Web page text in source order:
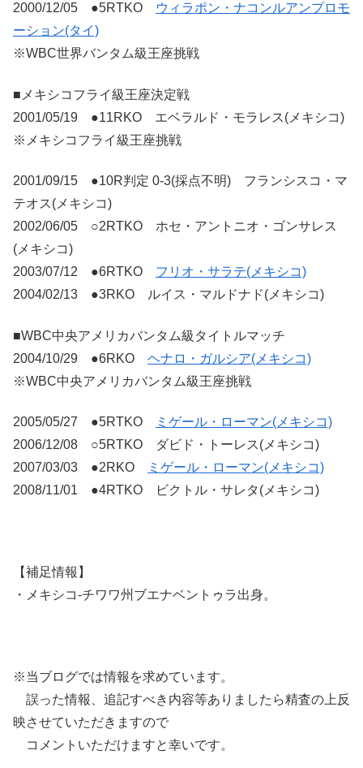
2000/12/05 ●5RTKO
ウィラポン・ナコンルアンプロモ
ーション(タイ)
※WBC世界バンタム級王座挑戦
■メキシコフライ級王座決定戦
2001/05/19 ●11RKO エベラルド・モラレス(メキシコ)
※メキシコフライ級王座挑戦
2001/09/15 ●10R判定 0-3(採点不明) フランシスコ・マ
テオス(メキシコ)
2002/06/05 ○2RTKO ホセ・アントニオ・ゴンサレス
(メキシコ)
2003/07/12 ●6RTKO フリオ・サラテ(メキシコ)
2004/02/13 ●3RKO ルイス・マルドナド(メキシコ)
■WBC中央アメリカバンタム級タイトルマッチ
2004/10/29 ●6RKO ヘナロ・ガルシア(メキシコ)
※WBC中央アメリカバンタム級王座挑戦
2005/05/27 ●5RTKO
ミゲール・ローマン(メキシコ)
2006/12/08 ○5RTKO ダビド・トーレス(メキシコ)
2007/03/03 ●2RKO
ミゲール・ローマン(メキシコ)
2008/11/01 ●4RTKO ビクトル・サレタ(メキシコ)
【補足情報】
・メキシコ-チワワ州ブエナベントゥラ出身。
※当ブログでは情報を求めています。
誤った情報、追記すべき内容等ありましたら精査の上反
映させていただきますので
コメントいただけますと幸いです。